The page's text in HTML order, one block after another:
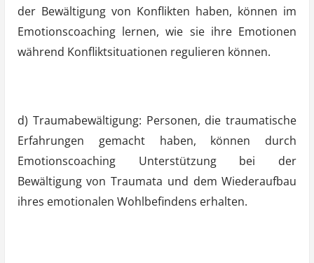
der Bewältigung von Konflikten haben, können im
Emotionscoaching lernen, wie sie ihre Emotionen
während Konfliktsituationen regulieren können.
d) Traumabewältigung: Personen, die traumatische
Erfahrungen gemacht haben, können durch
Emotionscoaching Unterstützung bei der
Bewältigung von Traumata und dem Wiederaufbau
ihres emotionalen Wohlbefindens erhalten.